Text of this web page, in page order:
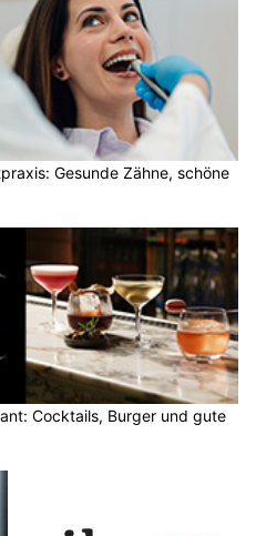
Gesunde Zähne, schöne
Cocktails, Burger und gute